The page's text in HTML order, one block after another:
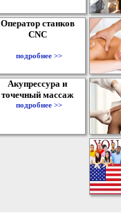
Оператор станков
CNC
подробнее >>
Акупрессура и
точечный массаж
подробнее >>